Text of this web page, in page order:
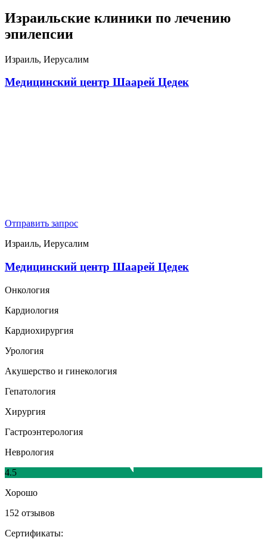
Израильские клиники по лечению
эпилепсии
Израиль, Иерусалим
Медицинский центр Шаарей Цедек
Отправить запрос
Израиль, Иерусалим
Медицинский центр Шаарей Цедек
Онкология
Кардиология
Кардиохирургия
Урология
Акушерство и гинекология
Гепатология
Хирургия
Гастроэнтерология
Неврология
4.5
Хорошо
152 отзывов
Сертификаты: